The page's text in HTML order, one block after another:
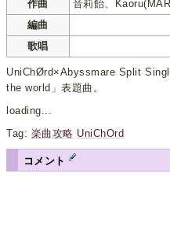
作曲
音莉飴、
編曲
歌唱
UniChØrd×Abyssmare Split
the world」表題曲。
loading...
Tag: 楽曲攻略 UniChOrd
コメント